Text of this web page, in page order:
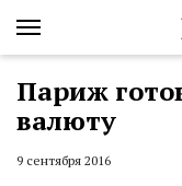
Париж
валюту
9 сентября 2016